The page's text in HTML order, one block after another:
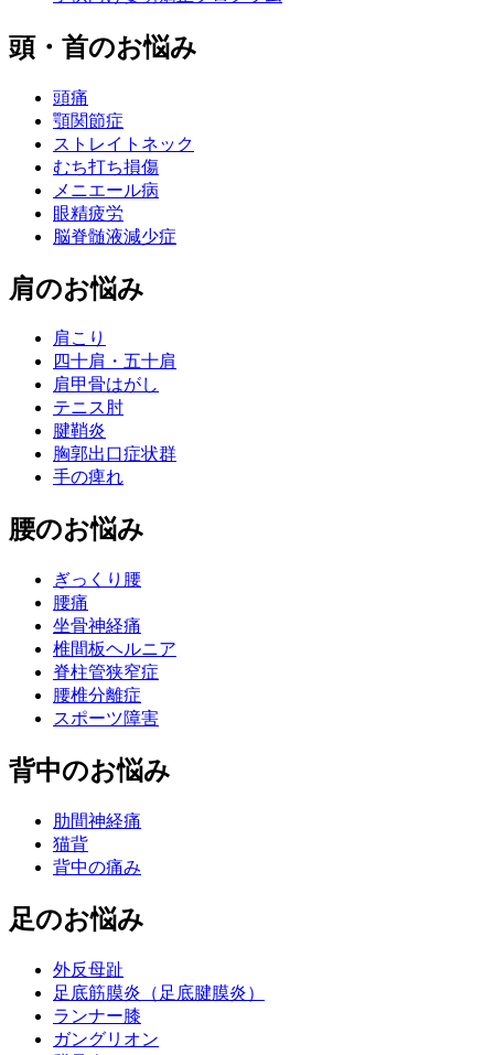
頭・首のお悩み
頭痛
顎関節症
ストレイトネック
むち打ち損傷
メニエール病
眼精疲労
脳脊髄液減少症
肩のお悩み
肩こり
四十肩・五十肩
肩甲骨はがし
テニス肘
腱鞘炎
胸郭出口症状群
手の痺れ
腰のお悩み
ぎっくり腰
腰痛
坐骨神経痛
椎間板ヘルニア
脊柱管狭窄症
腰椎分離症
スポーツ障害
背中のお悩み
肋間神経痛
猫背
背中の痛み
足のお悩み
外反母趾
足底筋膜炎（足底腱膜炎）
ランナー膝
ガングリオン